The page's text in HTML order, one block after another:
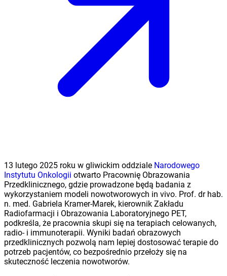
13 lutego 2025 roku w gliwickim oddziale Narodowego
Instytutu Onkologii otwarto Pracownię Obrazowania
Przedklinicznego, gdzie prowadzone będą badania z
wykorzystaniem modeli nowotworowych in vivo. Prof. dr hab.
n. med. Gabriela Kramer-Marek, kierownik Zakładu
Radiofarmacji i Obrazowania Laboratoryjnego PET,
podkreśla, że pracownia skupi się na terapiach celowanych,
radio- i immunoterapii. Wyniki badań obrazowych
przedklinicznych pozwolą nam lepiej dostosować terapie do
potrzeb pacjentów, co bezpośrednio przełoży się na
skuteczność leczenia nowotworów.